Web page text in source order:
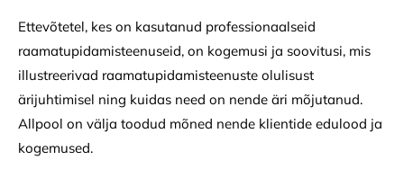
Ettevõtetel, kes on kasutanud professionaalseid
raamatupidamisteenuseid, on kogemusi ja soovitusi, mis
illustreerivad raamatupidamisteenuste olulisust
ärijuhtimisel ning kuidas need on nende äri mõjutanud.
Allpool on välja toodud mõned nende klientide edulood ja
kogemused.